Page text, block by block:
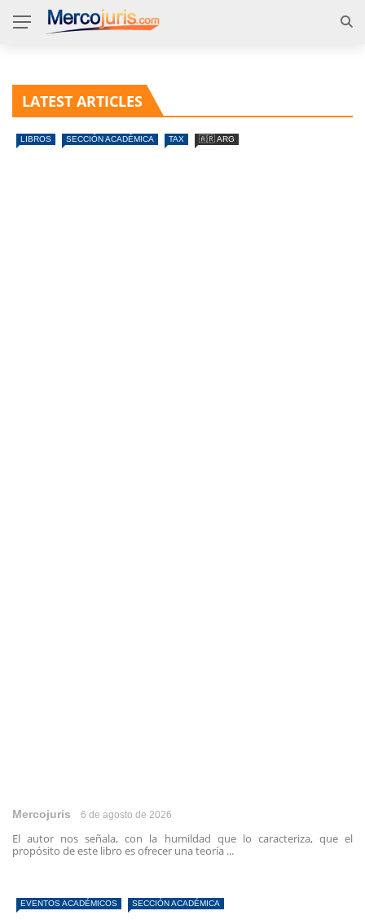
LATEST ARTICLES
LIBROS SECCIÓN ACADÉMICA TAX 🇦🇷 ARG
Mercojuris 6 de agosto de 2026
El autor nos señala, con la humildad que lo caracteriza, que el
propósito de este libro es ofrecer una teoría ...
EVENTOS ACADÉMICOS SECCIÓN ACADÉMICA